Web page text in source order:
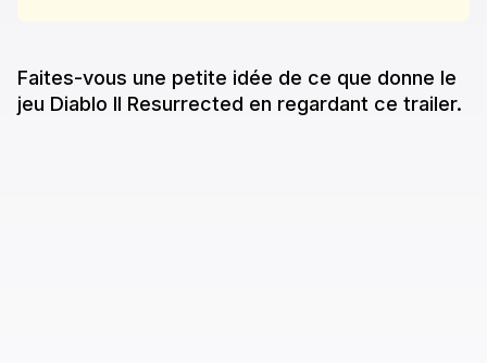
Faites-vous une petite idée de ce que donne le
jeu Diablo II Resurrected en regardant ce trailer.